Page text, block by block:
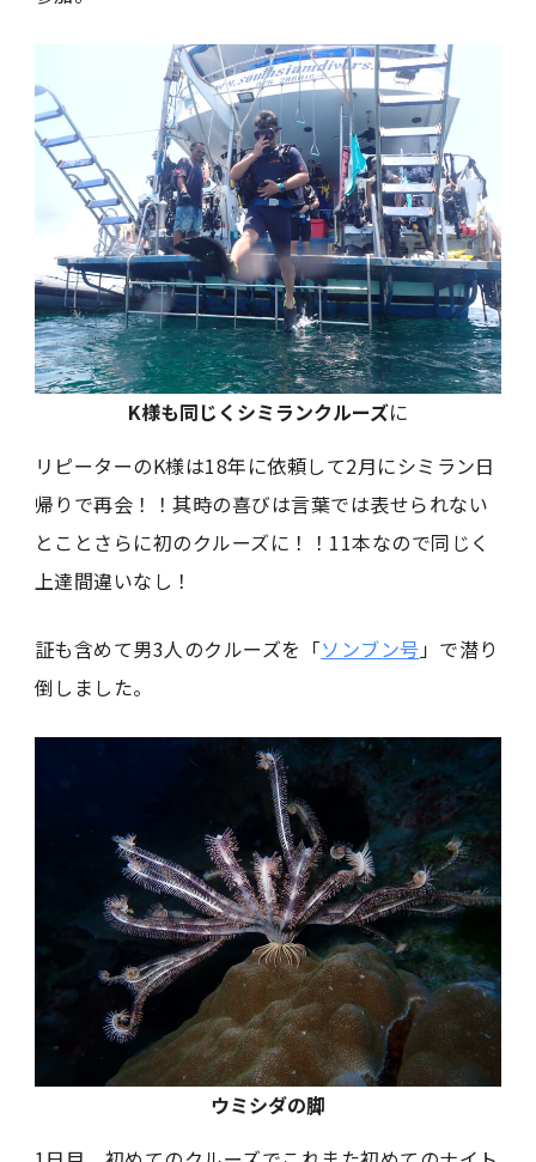
K様も同じくシミランクルーズに
リピーターのK様は18年に依頼して2月にシミラン日
帰りで再会！！其時の喜びは言葉では表せられない
とことさらに初のクルーズに！！11本なので同じく
上達間違いなし！
証も含めて男3人のクルーズを「ソンブン号」で潜り
倒しました。
ウミシダの脚